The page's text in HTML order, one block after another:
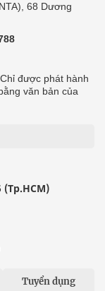
68 Dương
được phát hành
văn bản của
(Tp.HCM)
Tuyển dụng